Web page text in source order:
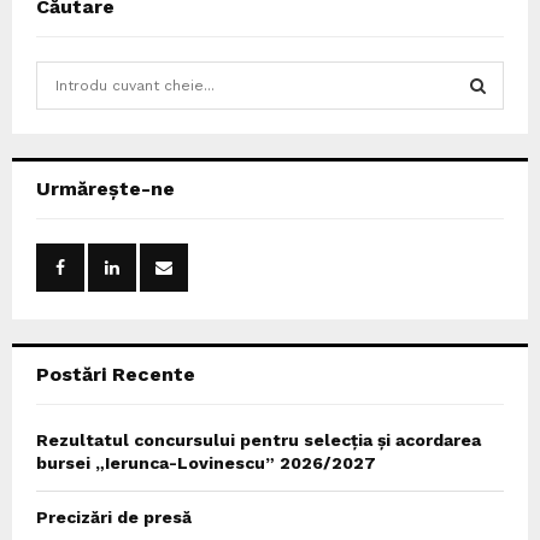
Căutare
h
Urmărește-ne
Postări Recente
Rezultatul concursului pentru selecția și acordarea
bursei „Ierunca-Lovinescu” 2026/2027
Precizări de presă